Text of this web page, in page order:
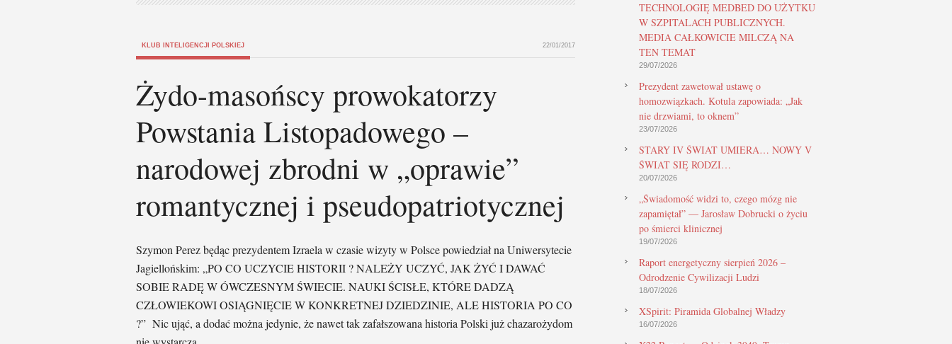
KLUB INTELIGENCJI POLSKIEJ 22/01/2017
Żydo-masońscy prowokatorzy
Powstania Listopadowego –
narodowej zbrodni w „oprawie”
romantycznej i pseudopatriotycznej
Szymon Perez będąc prezydentem Izraela w czasie wizyty w Polsce powiedział na Uniwersytecie
Jagiellońskim: „PO CO UCZYCIE HISTORII ? NALEŻY UCZYĆ, JAK ŻYĆ I DAWAĆ
SOBIE RADĘ W ÓWCZESNYM ŚWIECIE. NAUKI ŚCISŁE, KTÓRE DADZĄ
CZŁOWIEKOWI OSIĄGNIĘCIE W KONKRETNEJ DZIEDZINIE, ALE HISTORIA PO CO
?” Nic ująć, a dodać można jedynie, że nawet tak zafałszowana historia Polski już chazarożydom
TECHNOLOGIĘ MEDBED DO UŻYTKU
W SZPITALACH PUBLICZNYCH.
MEDIA CAŁKOWICIE MILCZĄ NA
TEN TEMAT
29/07/2026
Prezydent zawetował ustawę o
homozwiązkach. Kotula zapowiada: „Jak
nie drzwiami, to oknem”
23/07/2026
STARY IV ŚWIAT UMIERA… NOWY V
ŚWIAT SIĘ RODZI…
20/07/2026
„Świadomość widzi to, czego mózg nie
zapamiętał” — Jarosław Dobrucki o życiu
po śmierci klinicznej
19/07/2026
Raport energetyczny sierpień 2026 –
Odrodzenie Cywilizacji Ludzi
18/07/2026
XSpirit: Piramida Globalnej Władzy
16/07/2026